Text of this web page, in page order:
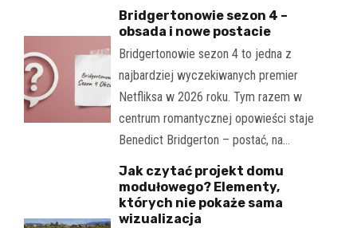
Bridgertonowie sezon 4 –
obsada i nowe postacie
Bridgertonowie sezon 4 to jedna z
najbardziej wyczekiwanych premier
Netfliksa w 2026 roku. Tym razem w
centrum romantycznej opowieści staje
Benedict Bridgerton – postać, na…
Jak czytać projekt domu
modułowego? Elementy,
których nie pokaże sama
wizualizacja